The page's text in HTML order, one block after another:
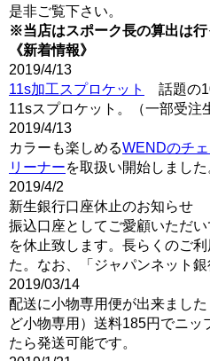
是非ご覧下さい。
※当店はスポーク長の算出は行
《新着情報》
2019/4/13
11s加工スプロケット
話題の
11sスプロケット。（一部受注
2019/4/13
カラーも楽しめるWENDのチ
リーナーを取扱い開始しました
2019/4/2
新生銀行口座休止のお知らせ
振込口座としてご愛顧いただい
を休止致します。長らくのご
た。なお、「ジャパンネット銀
2019/03/14
配送に小物専用便が出来まし
ど小物専用）送料185円でニッ
たら発送可能です。